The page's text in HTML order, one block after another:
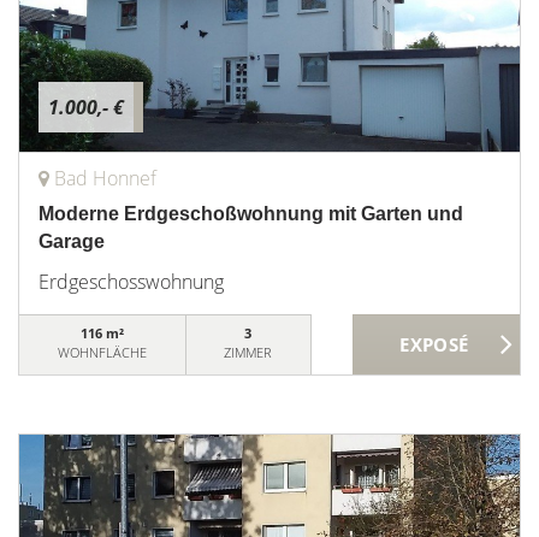
1.000,- €
Bad Honnef
Moderne Erdgeschoßwohnung mit Garten und
Garage
Erdgeschosswohnung
116 m²
WOHNFLÄCHE
3
ZIMMER